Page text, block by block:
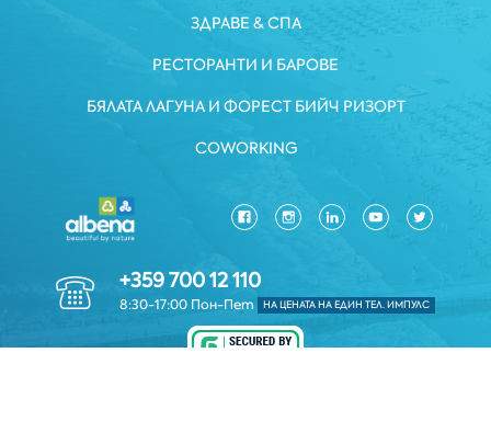
ЗДРАВЕ & СПА
РЕСТОРАНТИ И БАРОВЕ
БЯЛАТА ЛАГУНА И ФОРЕСТ БИЙЧ РИЗОРТ
COWORKING
+359 700 12 110
8:30-17:00 Пон-Пет НА ЦЕНАТА НА ЕДИН ТЕЛ. ИМПУЛС